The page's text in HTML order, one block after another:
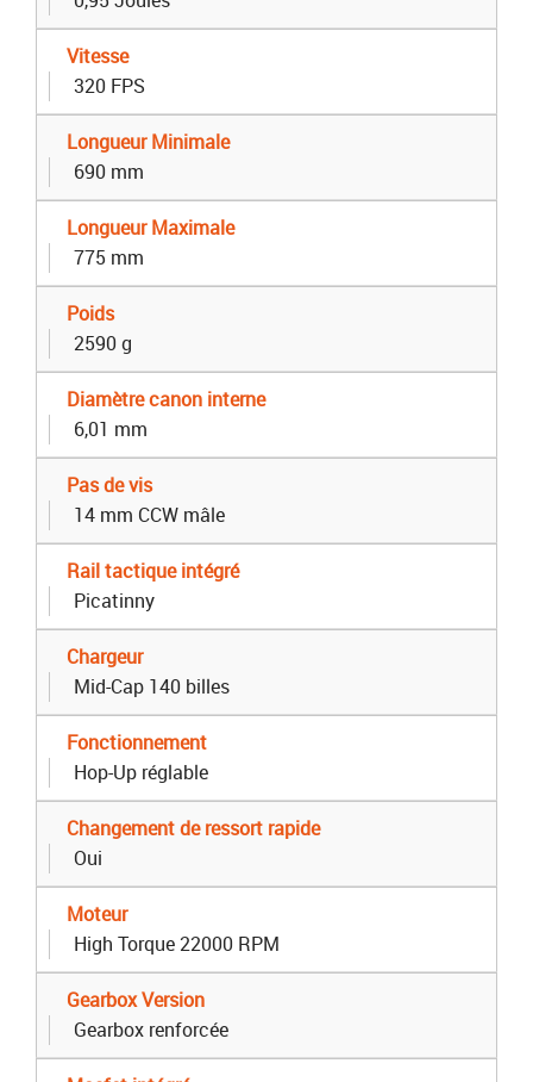
Vitesse
320 FPS
Longueur Minimale
690 mm
Longueur Maximale
775 mm
Poids
2590 g
Diamètre canon interne
6,01 mm
Pas de vis
14 mm CCW mâle
Rail tactique intégré
Picatinny
Chargeur
Mid-Cap 140 billes
Fonctionnement
Hop-Up réglable
Changement de ressort rapide
Oui
Moteur
High Torque 22000 RPM
Gearbox Version
Gearbox renforcée